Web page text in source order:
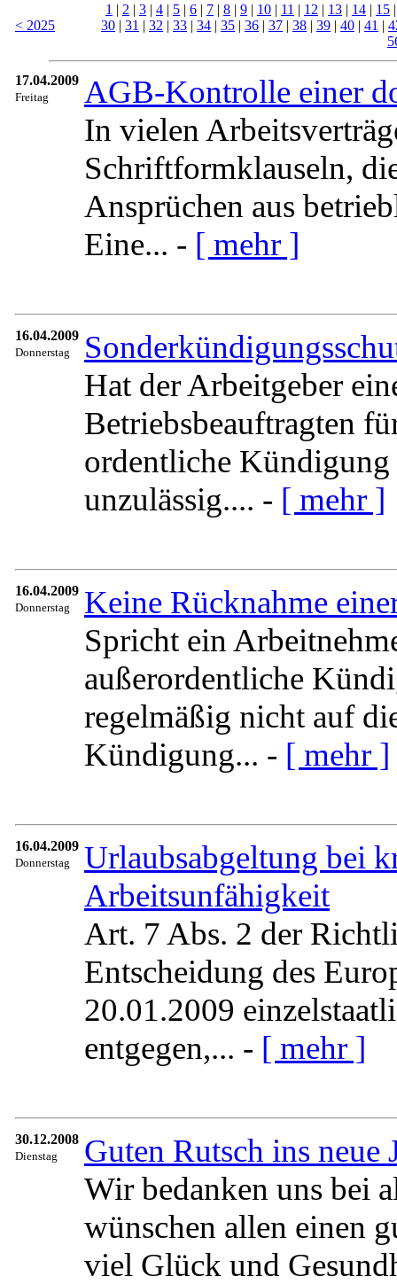
< 2025
1 | 2 | 3 | 4 | 5 | 6 | 7 | 8 | 9 | 10 | 11 | 12 | 13 | 14 | 15
30 | 31 | 32 | 33 | 34 | 35 | 36 | 37 | 38 | 39 | 40 | 41 |
17.04.2009
Freitag
AGB-Kontrolle einer
In vielen
Schriftformklauseln,
Ansprüchen aus
Eine... - [ mehr ]
16.04.2009
Donnerstag
Hat der Arbeitgeber
Betriebsbeauftragten
ordentliche Kündigung
unzulässig.... - [ mehr ]
16.04.2009
Donnerstag
Keine Rücknahme
Spricht ein
außerordentliche
regelmäßig nicht auf
Kündigung... - [ mehr ]
16.04.2009
Donnerstag
Urlaubsabgeltung bei
Arbeitsunfähigkeit
Art. 7 Abs. 2 der
Entscheidung des
20.01.2009
entgegen,... - [ mehr ]
30.12.2008
Dienstag
Guten Rutsch ins neue
Wir bedanken uns bei
wünschen allen einen
viel Glück und